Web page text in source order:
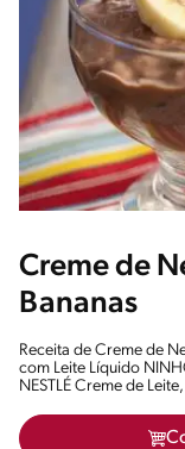
Creme de
Bananas
Receita de Creme de
com Leite Líquido
NESTLÉ Creme de